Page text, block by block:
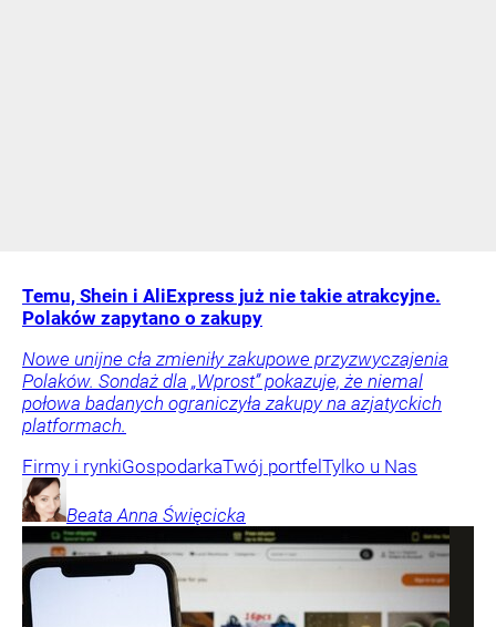
Temu, Shein i AliExpress już nie takie atrakcyjne.
Polaków zapytano o zakupy
Nowe unijne cła zmieniły zakupowe przyzwyczajenia
Polaków. Sondaż dla „Wprost” pokazuje, że niemal
połowa badanych ograniczyła zakupy na azjatyckich
platformach.
Firmy i rynkiGospodarkaTwój portfel Tylko u Nas
Beata Anna Święcicka